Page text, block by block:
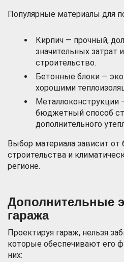
Популярные материалы для
Кирпич — прочный,
значительных затрат
строительство.
Бетонные блоки —
хорошими
бюджетный способ
дополнительного
Выбор материала зависит
строительства и
регионе.
Дополнительные
гаража
Проектируя гараж, нельзя
которые обеспечивают его
них: